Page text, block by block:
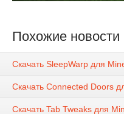
Похожие новости
Скачать SleepWarp для
Скачать Connected Doors
Скачать Tab Tweaks для